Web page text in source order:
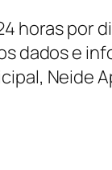
horas por
dados e
Neide